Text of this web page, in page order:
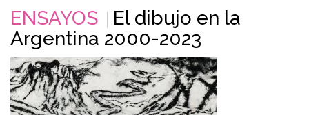
ENSAYOS
El dibujo en la
Argentina 2000-2023